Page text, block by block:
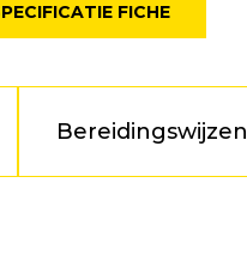
FICHE
Bereidingswijzen